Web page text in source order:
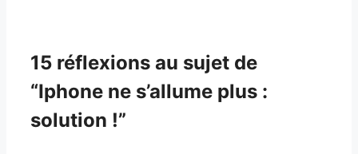
15 réflexions au sujet de
“Iphone ne s’allume plus :
solution !”